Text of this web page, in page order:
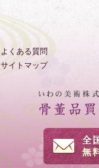
よくある質問
サイトマップ